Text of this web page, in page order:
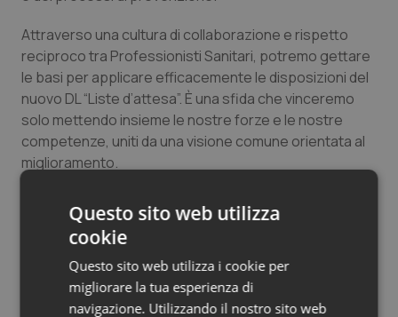
Sangue & coagulazione
Tiroide
Tumore al seno
Tumore ovarico
Tumori del Polmone & Testa Collo
Tumori gastrointestinali
Attraverso una cultura di collaborazione e rispetto
reciproco tra Professionisti Sanitari, potremo gettare
le basi per applicare efficacemente le disposizioni del
nuovo DL “Liste d’attesa”. È una sfida che vinceremo
solo mettendo insieme le nostre forze e le nostre
competenze, uniti da una visione comune orientata al
miglioramento.
Presidente dell’Ordine dei Tecnici Sanitari di Radiologia
Medica e delle Professioni Sanitarie Tecniche, della
Riabilitazione e della Prevenzione di Milano, Como,
Lecco, Lodi, Monza Brianza e Sondrio
Questo sito web utilizza
cookie
Questo sito web utilizza i cookie per
migliorare la tua esperienza di
navigazione. Utilizzando il nostro sito web